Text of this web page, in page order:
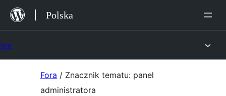
Przejdź
Polska
Fora / Znacznik tematu: panel
administratora